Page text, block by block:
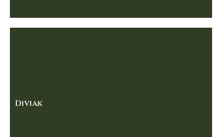
Diviak